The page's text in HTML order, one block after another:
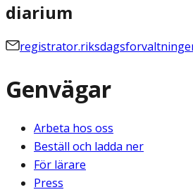
diarium
Genvägar
Arbeta hos oss
Beställ och ladda ner
För lärare
Press